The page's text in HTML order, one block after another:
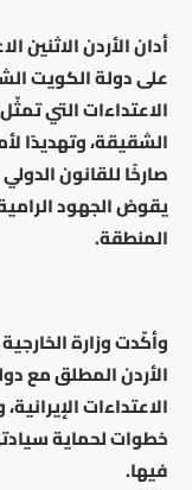
أدان الأردن الاثنين
على دولة الكويت
الاعتداءات التي
الشقيقة، وتهديدًا
صارخًا للقانون
يقوض الجهود
المنطقة.
وأكّدت وزارة
الأردن المطلق مع
الاعتداءات
خطوات لحماية
فيها.